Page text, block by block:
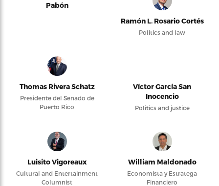
Pabón
Ramón L. Rosario Cortés
Politics and law
Thomas Rivera Schatz
Presidente del Senado de
Puerto Rico
Víctor García San
Inocencio
Politics and justice
Luisito Vigoreaux
Cultural and Entertainment
Columnist
William Maldonado
Economista y Estratega
Financiero